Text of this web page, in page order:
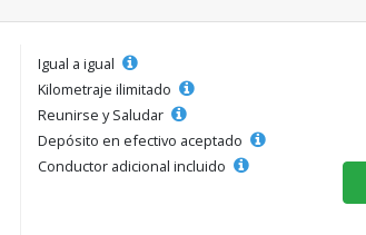
Igual a igual
Kilometraje ilimitado
Reunirse y Saludar
Depósito en efectivo aceptado
Conductor adicional incluido